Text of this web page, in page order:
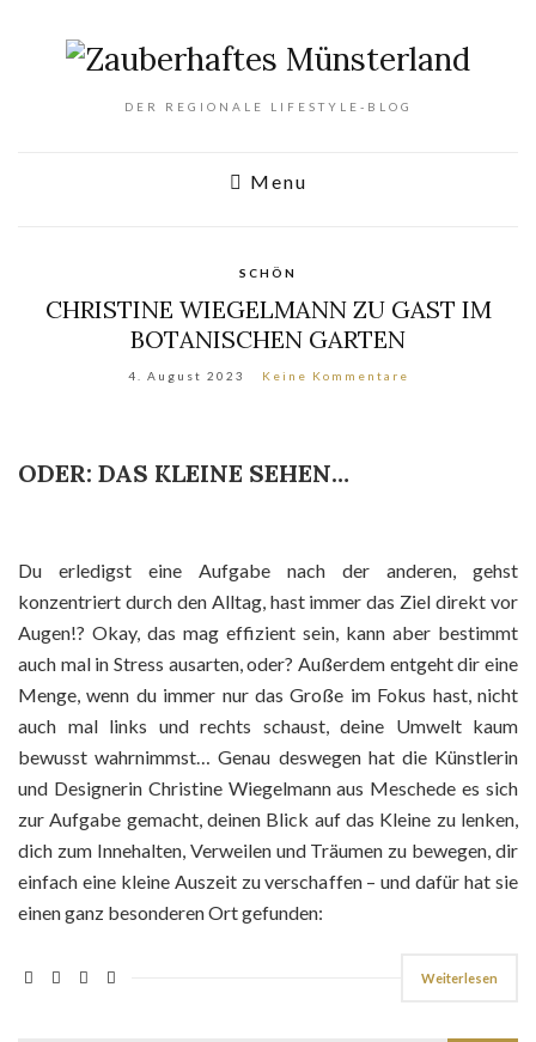
DER REGIONALE LIFESTYLE-BLOG
Menu
SCHÖN
CHRISTINE WIEGELMANN ZU GAST IM
BOTANISCHEN GARTEN
4. August 2023 Keine Kommentare
ODER: DAS KLEINE SEHEN…
Du erledigst eine Aufgabe nach der anderen, gehst
konzentriert durch den Alltag, hast immer das Ziel direkt vor
Augen!? Okay, das mag effizient sein, kann aber bestimmt
auch mal in Stress ausarten, oder? Außerdem entgeht dir eine
Menge, wenn du immer nur das Große im Fokus hast, nicht
auch mal links und rechts schaust, deine Umwelt kaum
bewusst wahrnimmst… Genau deswegen hat die Künstlerin
und Designerin Christine Wiegelmann aus Meschede es sich
zur Aufgabe gemacht, deinen Blick auf das Kleine zu lenken,
dich zum Innehalten, Verweilen und Träumen zu bewegen, dir
einfach eine kleine Auszeit zu verschaffen – und dafür hat sie
einen ganz besonderen Ort gefunden:
Weiterlesen